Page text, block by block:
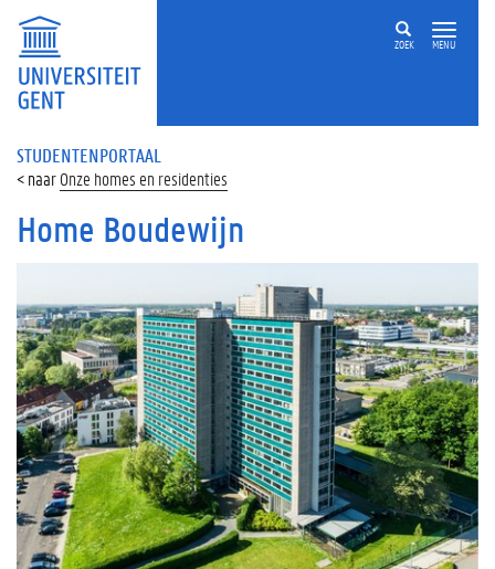
ZOEK MENU
STUDENTENPORTAAL
Onze homes en residenties
Home Boudewijn